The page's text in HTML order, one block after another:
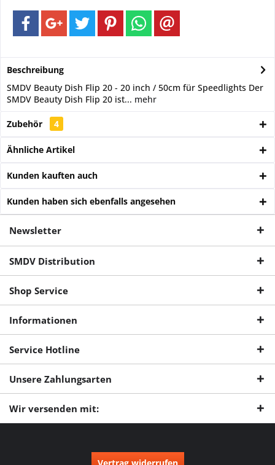
Beschreibung
SMDV Beauty Dish Flip 20 - 20 inch / 50cm für Speedlights Der
SMDV Beauty Dish Flip 20 ist... mehr
Zubehör 4
Ähnliche Artikel
Kunden kauften auch
Kunden haben sich ebenfalls angesehen
Newsletter
SMDV Distribution
Shop Service
Informationen
Service Hotline
Unsere Zahlungsarten
Wir versenden mit:
Vertrag widerrufen